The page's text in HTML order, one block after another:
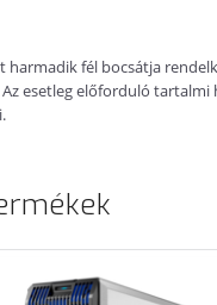
harmadik fél bocsátja
esetleg előforduló